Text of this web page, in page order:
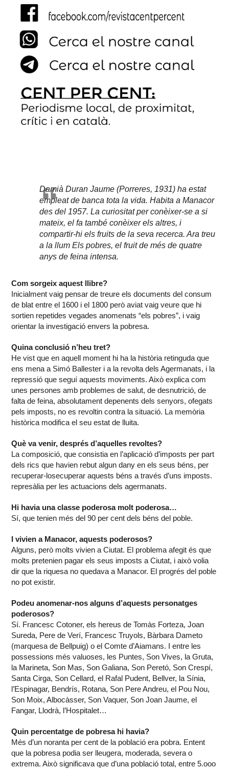
Damià Duran Jaume (Porreres, 1931) ha estat
empleat de banca tota la vida. Habita a Manacor
des del 1957. La curiositat per conèixer-se a si
mateix, el fa també conèixer els altres, i
compartir-hi els fruits de la seva recerca. Ara treu
a la llum Els pobres, el fruit de més de quatre
anys de feina intensa.
Com sorgeix aquest llibre?
Inicialment vaig pensar de treure els documents del consum
de blat entre el 1600 i el 1800 però aviat vaig veure que hi
sortien repetides vegades anomenats “els pobres”, i vaig
orientar la investigació envers la pobresa.
Quina conclusió n’heu tret?
He vist que en aquell moment hi ha la història retinguda que
ens mena a Simó Ballester i a la revolta dels Agermanats, i la
repressió que seguí aquests moviments. Això explica com
unes persones amb problemes de salut, de desnutrició, de
falta de feina, absolutament depenents dels senyors, ofegats
pels imposts, no es revoltin contra la situació. La memòria
històrica modifica el seu estat de lluita.
Què va venir, després d’aquelles revoltes?
La composició, que consistia en l’aplicació d’imposts per part
dels rics que havien rebut algun dany en els seus béns, per
recuperar-losecuperar aquests béns a través d’uns imposts.
represàlia per les actuacions dels agermanats.
Hi havia una classe poderosa molt poderosa…
Sí, que tenien més del 90 per cent dels béns del poble.
I vivien a Manacor, aquests poderosos?
Alguns, però molts vivien a Ciutat. El problema afegit és que
molts pretenien pagar els seus imposts a Ciutat, i això volia
dir que la riquesa no quedava a Manacor. El progrés del poble
no pot existir.
Podeu anomenar-nos alguns d’aquests personatges
poderosos?
Sí. Francesc Cotoner, els hereus de Tomàs Forteza, Joan
Sureda, Pere de Verí, Francesc Truyols, Bàrbara Dameto
(marquesa de Bellpuig) o el Comte d’Aiamans. I entre les
possessions més valuoses, les Puntes, Son Vives, la Gruta,
la Marineta, Son Mas, Son Galiana, Son Peretó, Son Crespí,
Santa Cirga, Son Cellard, el Rafal Pudent, Bellver, la Sínia,
l’Espinagar, Bendrís, Rotana, Son Pere Andreu, el Pou Nou,
Son Moix, Albocàsser, Son Vaquer, Son Joan Jaume, el
Fangar, Llodrà, l’Hospitalet…
Quin percentatge de pobresa hi havia?
Més d’un noranta per cent de la població era pobra. Entent
que la pobresa podia ser lleugera, moderada, severa o
extrema. Això significava que d’una població total, entre 5.ooo